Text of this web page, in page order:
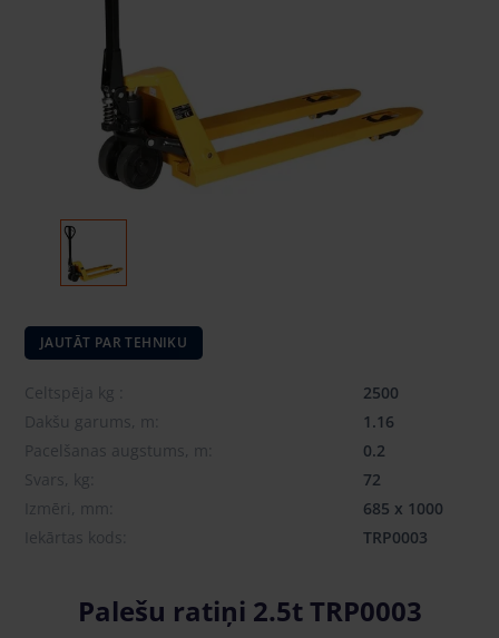
JAUTĀT PAR TEHNIKU
Celtspēja kg :
2500
Dakšu garums, m:
1.16
Pacelšanas augstums, m:
0.2
Svars, kg:
72
Izmēri, mm:
685 x 1000
Iekārtas kods:
TRP0003
Palešu ratiņi 2.5t TRP0003